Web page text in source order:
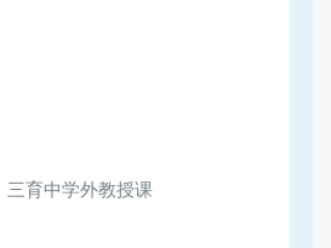
三育中学外教授课